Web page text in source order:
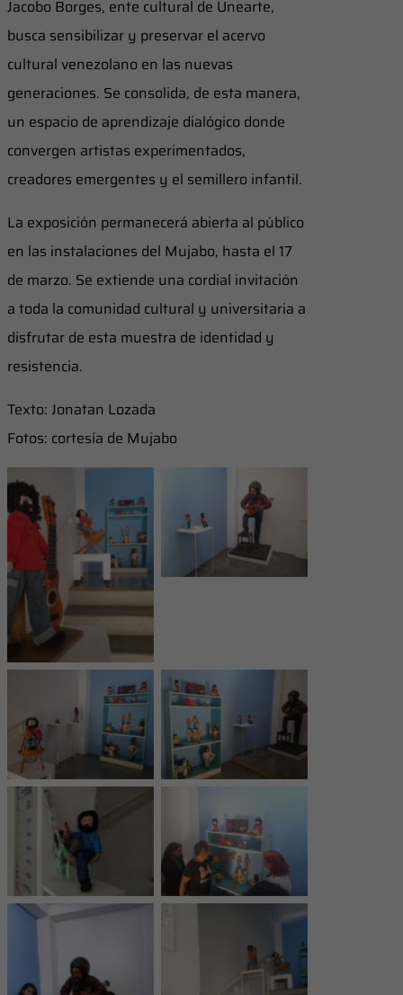
Jacobo Borges, ente cultural de Unearte,
busca sensibilizar y preservar el acervo
cultural venezolano en las nuevas
generaciones. Se consolida, de esta manera,
un espacio de aprendizaje dialógico donde
convergen artistas experimentados,
creadores emergentes y el semillero infantil.
La exposición permanecerá abierta al público
en las instalaciones del Mujabo, hasta el 17
de marzo. Se extiende una cordial invitación
a toda la comunidad cultural y universitaria a
disfrutar de esta muestra de identidad y
resistencia.
Texto: Jonatan Lozada
Fotos: cortesía de Mujabo